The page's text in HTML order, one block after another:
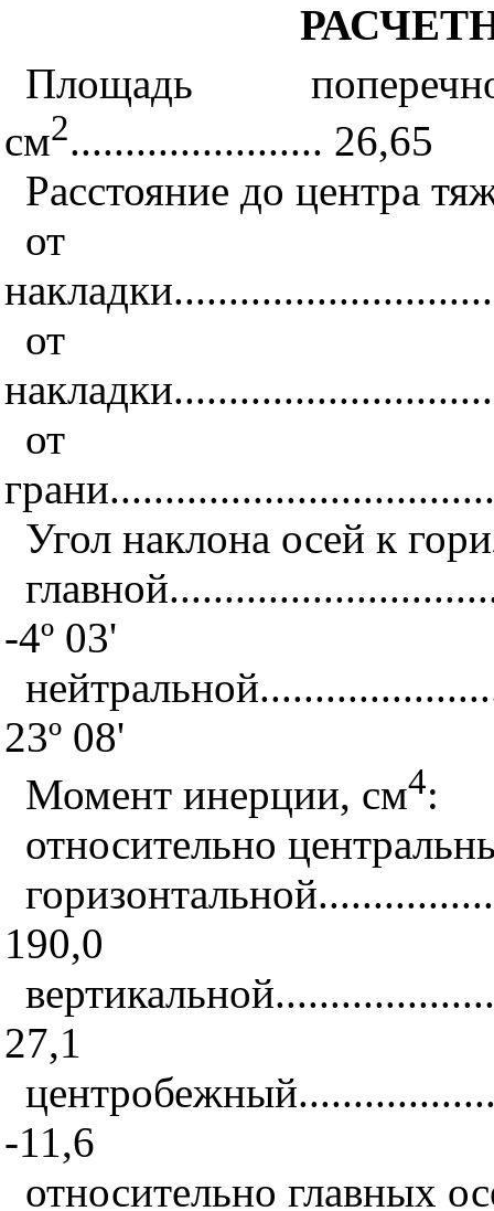
Площадь
см2....................... 26,65
Расстояние до центра
от
от
от
Угол наклона осей к
-4º 03'
23º 08'
Момент инерции, см4:
относительно
190,0
27,1
-11,6
относительно главных